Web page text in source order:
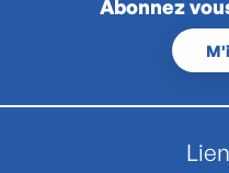
Abonnez